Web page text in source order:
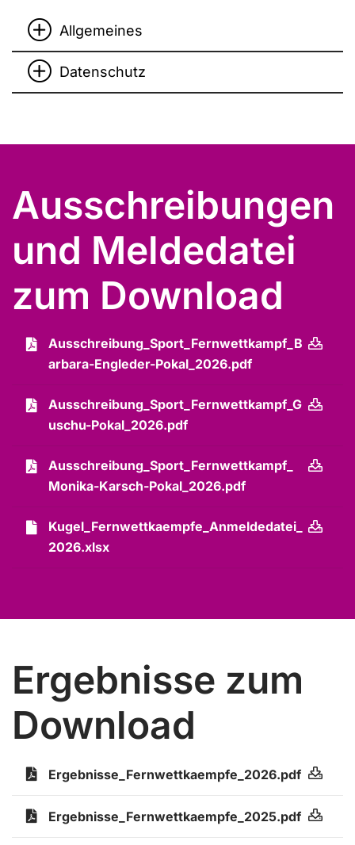
Allgemeines
Datenschutz
Ausschreibungen
und Meldedatei
zum Download
Ausschreibung_Sport_Fernwettkampf_B
arbara-Engleder-Pokal_2026.pdf
Ausschreibung_Sport_Fernwettkampf_G
uschu-Pokal_2026.pdf
Ausschreibung_Sport_Fernwettkampf_
Monika-Karsch-Pokal_2026.pdf
Kugel_Fernwettkaempfe_Anmeldedatei_
2026.xlsx
Ergebnisse zum
Download
Ergebnisse_Fernwettkaempfe_2026.pdf
Ergebnisse_Fernwettkaempfe_2025.pdf